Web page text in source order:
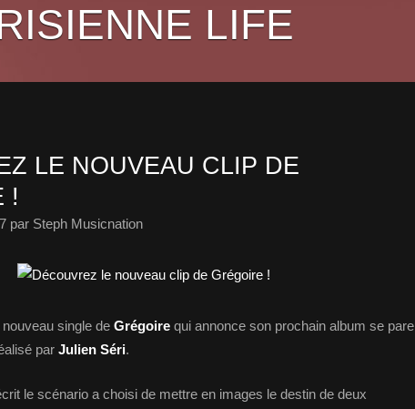
LIFE
LE NOUVEAU CLIP DE
!
par Steph Musicnation
nouveau single de Grégoire qui annonce son prochain album se pare
par Julien Séri.
le scénario a choisi de mettre en images le destin de deux